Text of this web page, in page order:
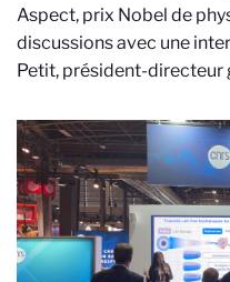
Aspect, prix Nobel de
discussions avec une
Petit, président-directeur